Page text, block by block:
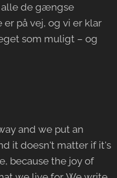
alle de gængse
på vej, og vi er klar
som muligt – og
and we put an
it doesn't matter if it's
because the joy of